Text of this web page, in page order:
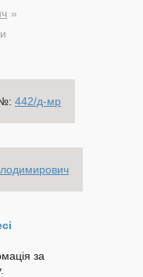
442/д-мр
за